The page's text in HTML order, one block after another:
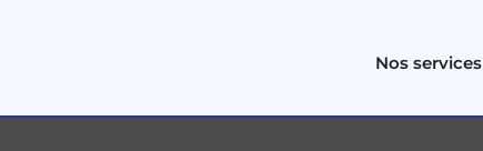
Nos services